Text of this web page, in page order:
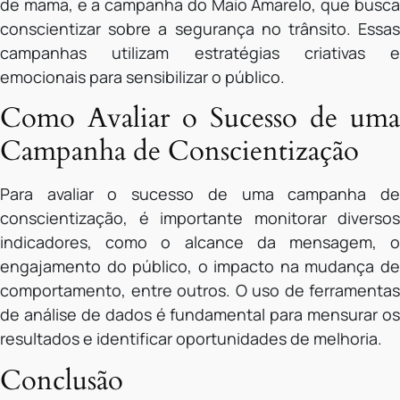
de mama, e a campanha do Maio Amarelo, que busca
conscientizar sobre a segurança no trânsito. Essas
campanhas utilizam estratégias criativas e
emocionais para sensibilizar o público.
Como Avaliar o Sucesso de uma
Campanha de Conscientização
Para avaliar o sucesso de uma campanha de
conscientização, é importante monitorar diversos
indicadores, como o alcance da mensagem, o
engajamento do público, o impacto na mudança de
comportamento, entre outros. O uso de ferramentas
de análise de dados é fundamental para mensurar os
resultados e identificar oportunidades de melhoria.
Conclusão